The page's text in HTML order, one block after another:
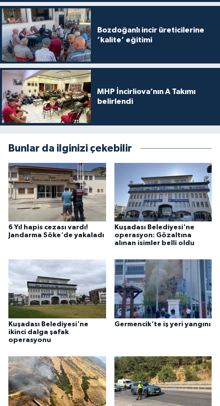
Bozdoğanlı incir üreticilerine
’kalite’ eğitimi
MHP İncirliova’nın A Takımı
belirlendi
Bunlar da ilginizi çekebilir
6 Yıl hapis cezası vardı!
Jandarma Söke'de yakaladı
Kuşadası Belediyesi'ne
operasyon: Gözaltına
alınan isimler belli oldu
Kuşadası Belediyesi'ne
ikinci dalga şafak
operasyonu
Germencik'te iş yeri yangını